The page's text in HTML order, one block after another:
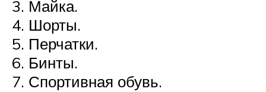
Майка.
Шорты.
Перчатки.
Бинты.
Спортивная обувь.